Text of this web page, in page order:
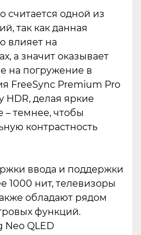
считается одной из
так как данная
влияет на
а значит оказывает
на погружение в
FreeSync Premium Pro
HDR, делая яркие
– темнее, чтобы
контрастность
ввода и поддержки
1000 нит, телевизоры
обладают рядом
функций.
Neo QLED